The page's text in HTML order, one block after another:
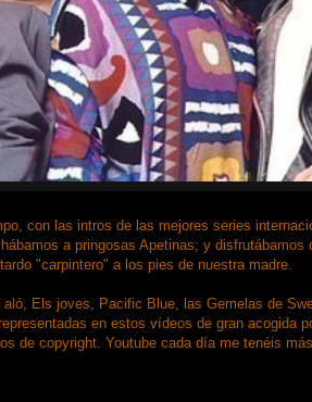
con las intros de las mejores series
a pringosas Apetinas; y
"carpintero" a los pies de nuestra madre.
Els joves, Pacific Blue, las Gemelas de
en estos vídeos de gran acogida
de copyright. Youtube cada día me tenéis